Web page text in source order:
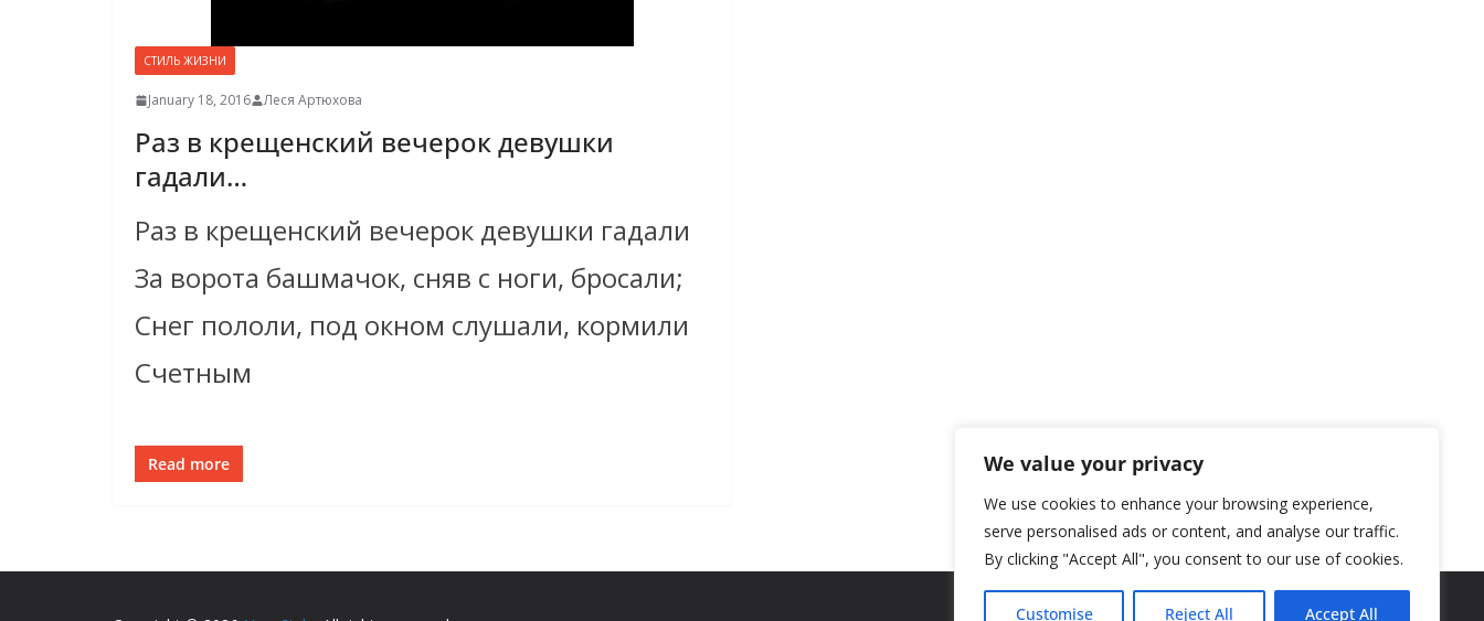
We value your privacy
We use cookies to enhance your browsing experience,
serve personalised ads or content, and analyse our traffic.
By clicking "Accept All", you consent to our use of cookies.
Customise Reject All Accept All
СТИЛЬ ЖИЗНИ
January 18, 2016 Леся Артюхова
Раз в крещенский вечерок девушки
гадали…
Раз в крещенский вечерок девушки гадали
За ворота башмачок, сняв с ноги, бросали;
Снег пололи, под окном слушали, кормили
Счетным
Read more